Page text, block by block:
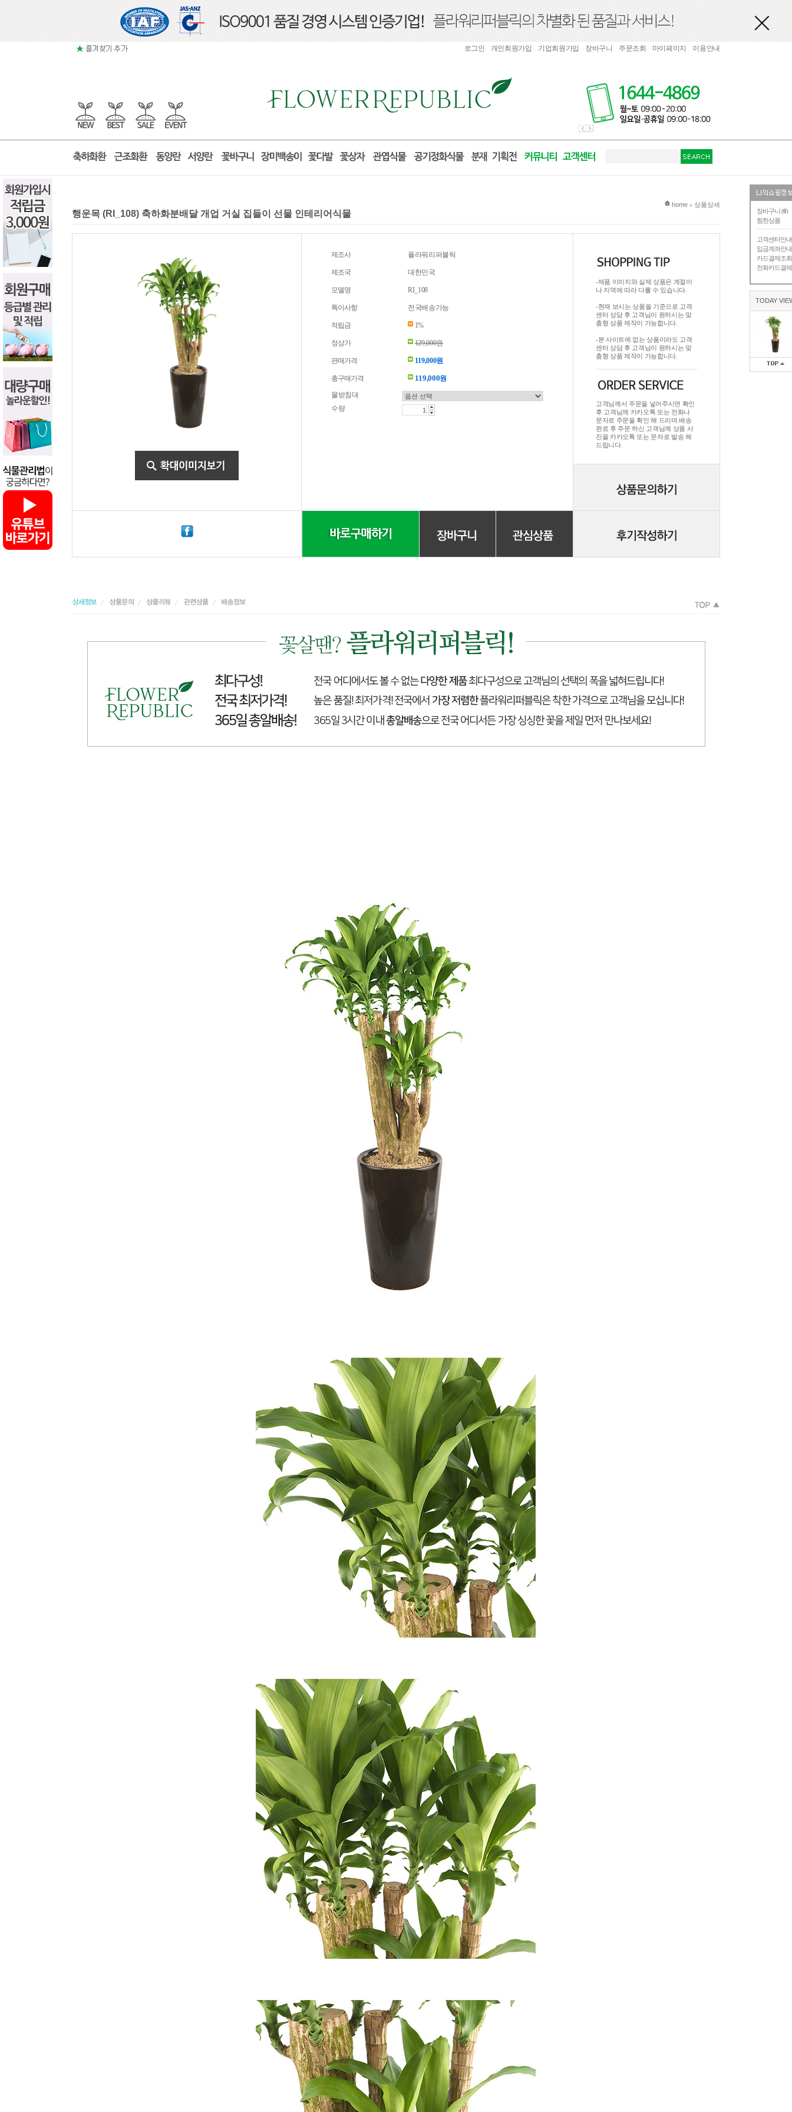
장바구니 (0)
찜한상품
고객센터안내
입금계좌안내
카드결제조회
전화카드결제
TODAY
로그인 개인회원가입 기업회원가입 장바구니 주문조회 마이페이지 이용안내
현재 위치
home > 상품상세
행운목 (RI_108) 축하화분배달 개업 거실 집들이 선물 인테리어식물
제조사 플라워리퍼블릭
제조국 대한민국
모델명 RI_108
특이사항 전국배송가능
적립금 1%
정상가 129,000원
판매가격 119,000원
총구매가격 119,000원
물받침대
수량
-제품 이미지와 실제 상품은 계절이
나 지역에 따라 다를 수 있습니다.
-현재 보시는 상품을 기준으로 고객
센터 상담 후 고객님이 원하시는 맞
춤형 상품 제작이 가능합니다.
-본 사이트에 없는 상품이라도 고객
센터 상담 후 고객님이 원하시는 맞
춤형 상품 제작이 가능합니다.
고객님께서 주문을 넣어주시면 확인
후 고객님께 카카오톡 또는 전화나
문자로 주문을 확인 해 드리며.배송
완료 후 주문 하신 고객님께 상품 사
진을 카카오톡 또는 문자로 발송 해
드립니다.